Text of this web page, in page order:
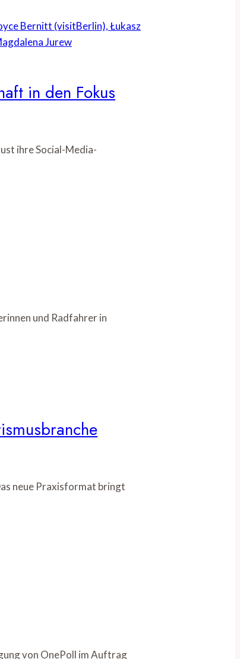
in den Fokus
ihre Social-Media-
und Radfahrer in
neue Praxisformat bringt
von OnePoll im Auftrag